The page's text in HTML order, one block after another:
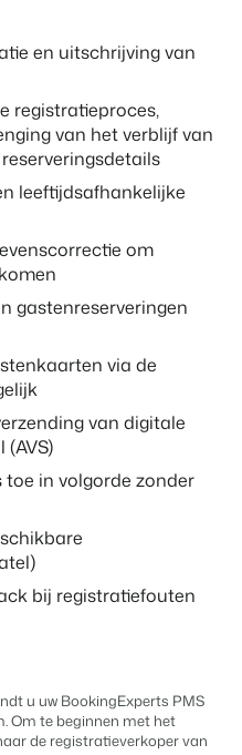
en performance marketing
en boetiekhotels
open API.
samen
op met onze
op
en uitschrijving van
registratieproces,
van het verblijf van
leeftijdsafhankelijke
om
gastenreserveringen
via de
van digitale
in volgorde zonder
bij registratiefouten
u uw BookingExperts PMS
Om te beginnen met het
de registratieverkoper van